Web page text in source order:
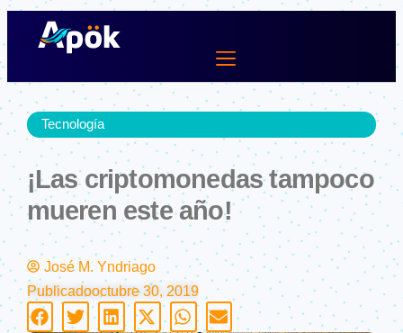
Ir
Tecnología
¡Las criptomonedas tampoco
mueren este año!
José M. Yndriago
Publicadooctubre 30, 2019